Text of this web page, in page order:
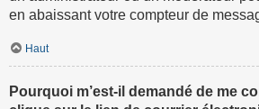
en abaissant votre compteur de
Haut
Pourquoi m’est-il demandé de me